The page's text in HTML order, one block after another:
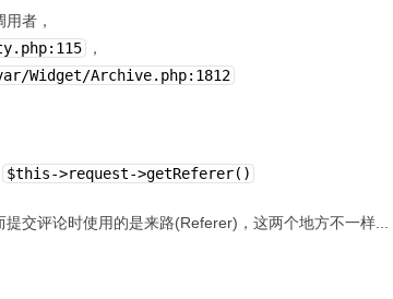
用者，
，
Widget/Archive.php:1812
$this->request->getReferer()
交评论时使用的是来路(Referer)，这两个地方不一样...